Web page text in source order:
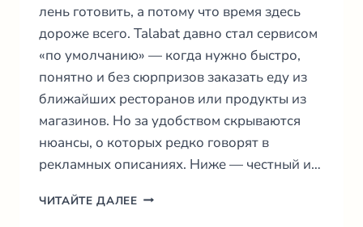
лень готовить, а потому что время здесь
дороже всего. Talabat давно стал сервисом
«по умолчанию» — когда нужно быстро,
понятно и без сюрпризов заказать еду из
ближайших ресторанов или продукты из
магазинов. Но за удобством скрываются
нюансы, о которых редко говорят в
рекламных описаниях. Ниже — честный и…
ЧИТАЙТЕ ДАЛЕЕTALABAT